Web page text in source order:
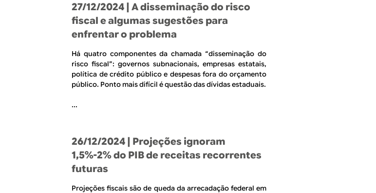
27/12/2024 | A disseminação do risco
fiscal e algumas sugestões para
enfrentar o problema
Há quatro componentes da chamada “disseminação do
risco fiscal”: governos subnacionais, empresas estatais,
política de crédito público e despesas fora do orçamento
público. Ponto mais difícil é questão das dívidas estaduais.
...
26/12/2024 | Projeções ignoram
1,5%-2% do PIB de receitas recorrentes
futuras
Projeções fiscais são de queda da arrecadação federal em